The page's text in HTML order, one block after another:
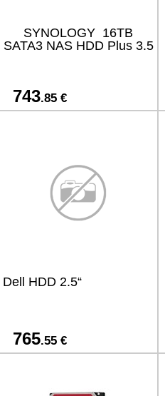
SYNOLOGY 16TB
SATA3 NAS HDD Plus 3.5
743.85 €
Dell HDD 2.5“
765.55 €